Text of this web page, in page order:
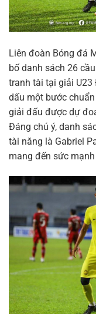
Liên đoàn Bóng đá
bố danh sách 26
tranh tài tại giải U23
dấu một bước
giải đấu được dự
Đáng chú ý, danh
tài năng là Gabriel
mang đến sức